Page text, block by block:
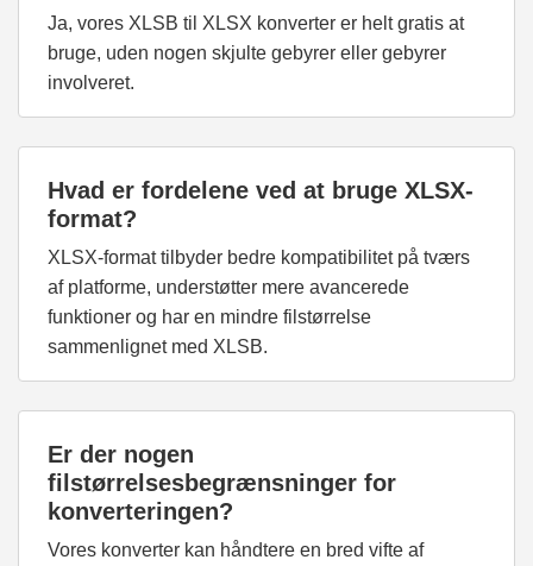
Ja, vores XLSB til XLSX konverter er helt gratis at
bruge, uden nogen skjulte gebyrer eller gebyrer
involveret.
Hvad er fordelene ved at bruge XLSX-
format?
XLSX-format tilbyder bedre kompatibilitet på tværs
af platforme, understøtter mere avancerede
funktioner og har en mindre filstørrelse
sammenlignet med XLSB.
Er der nogen
filstørrelsesbegrænsninger for
konverteringen?
Vores konverter kan håndtere en bred vifte af